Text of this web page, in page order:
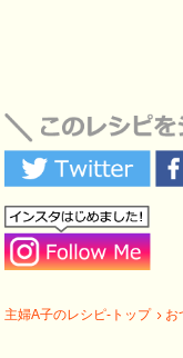
主婦A子のレシピ-トップ お